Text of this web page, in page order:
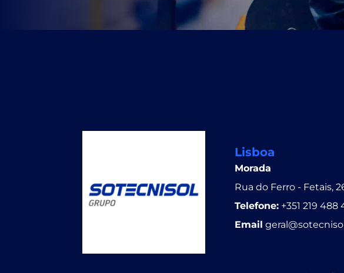
Lisboa
Morada
Rua do Ferro - Fetais,
Telefone: +351 219 488
Email